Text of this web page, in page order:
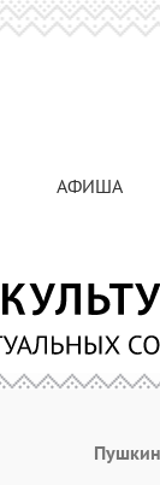
АФИША